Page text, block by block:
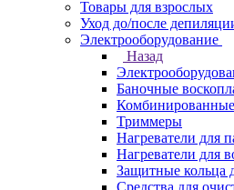
Товары для взрослых
Уход до/после
Электрооборудование
Назад
Баночные
Триммеры
Нагреватели для
Нагреватели для
Защитные кольца
Средства для